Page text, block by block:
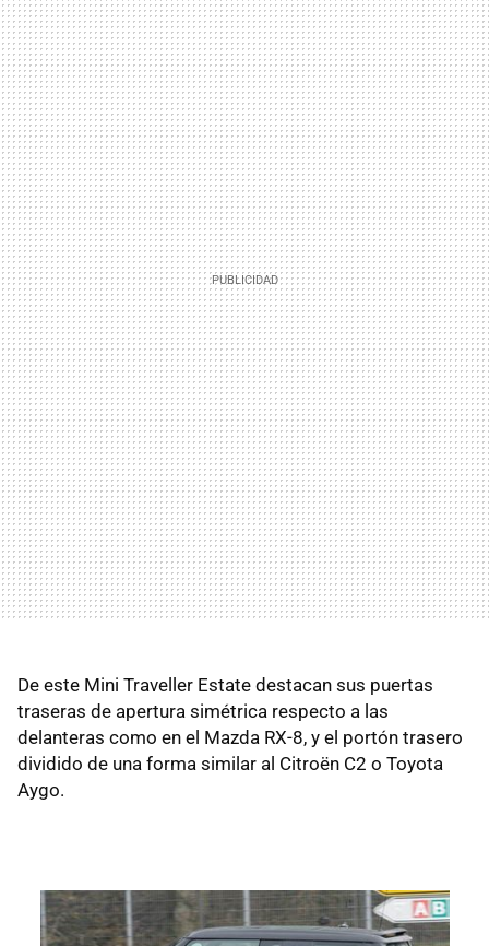
De este Mini Traveller Estate destacan sus puertas
traseras de apertura simétrica respecto a las
delanteras como en el Mazda RX-8, y el portón trasero
dividido de una forma similar al Citroën C2 o Toyota
Aygo.